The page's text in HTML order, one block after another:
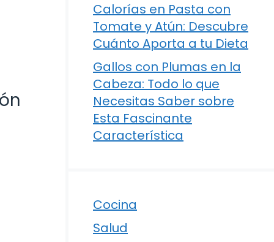
Calorías en Pasta con
Tomate y Atún: Descubre
Cuánto Aporta a tu Dieta
Gallos con Plumas en la
Cabeza: Todo lo que
Necesitas Saber sobre
Esta Fascinante
Característica
Cocina
Salud